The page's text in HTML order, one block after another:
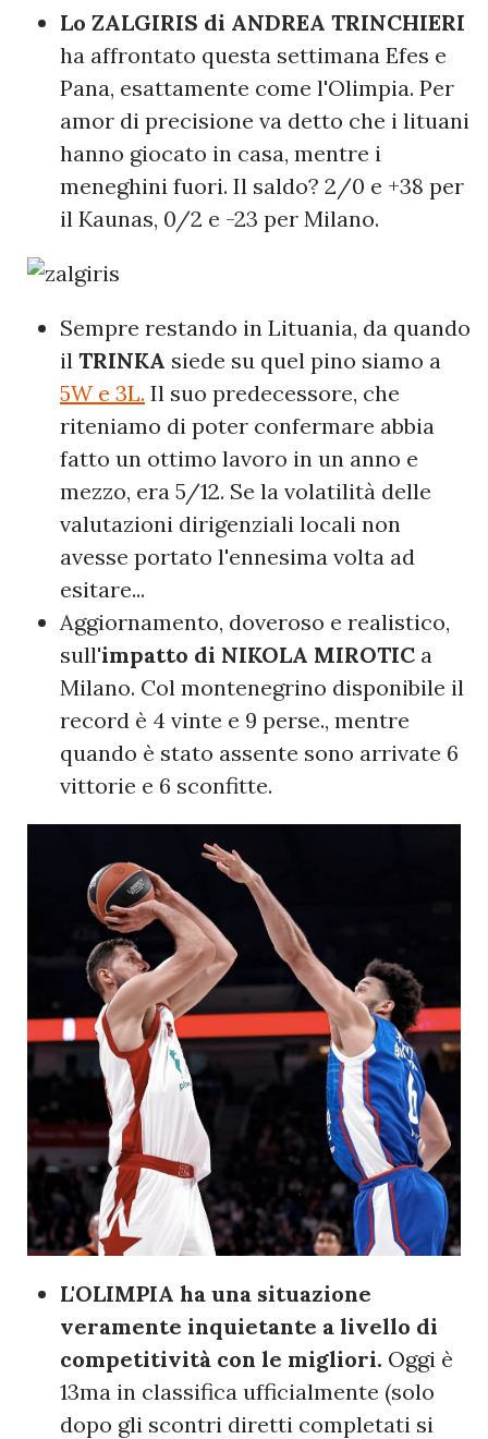
Lo ZALGIRIS di ANDREA TRINCHIERI
ha affrontato questa settimana Efes e
Pana, esattamente come l'Olimpia. Per
amor di precisione va detto che i lituani
hanno giocato in casa, mentre i
meneghini fuori. Il saldo? 2/0 e +38 per
il Kaunas, 0/2 e -23 per Milano.
Sempre restando in Lituania, da quando
il TRINKA siede su quel pino siamo a
5W e 3L. Il suo predecessore, che
riteniamo di poter confermare abbia
fatto un ottimo lavoro in un anno e
mezzo, era 5/12. Se la volatilità delle
valutazioni dirigenziali locali non
avesse portato l'ennesima volta ad
esitare...
Aggiornamento, doveroso e realistico,
sull'impatto di NIKOLA MIROTIC a
Milano. Col montenegrino disponibile il
record è 4 vinte e 9 perse., mentre
quando è stato assente sono arrivate 6
vittorie e 6 sconfitte.
L'OLIMPIA ha una situazione
veramente inquietante a livello di
competitività con le migliori. Oggi è
13ma in classifica ufficialmente (solo
dopo gli scontri diretti completati si